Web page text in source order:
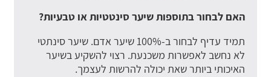
האם לבחור בתוספות שיער סינטטיות או טבעיות?
תמיד עדיף לבחור ב-100% שיער אדם. שיער סינתטי
לא נחשב לאפשרות משכנעת. רצוי להשקיע בשיער
האיכותי ביותר שאת יכולה להרשות לעצמך.